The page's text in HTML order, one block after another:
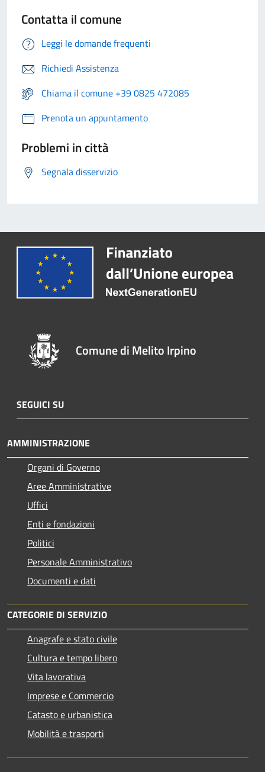
Contatta il comune
Leggi le domande frequenti
Richiedi Assistenza
Chiama il comune +39 0825 472085
Prenota un appuntamento
Problemi in città
Segnala disservizio
Comune di Melito Irpino
SEGUICI SU
AMMINISTRAZIONE
Organi di Governo
Aree Amministrative
Uffici
Enti e fondazioni
Politici
Personale Amministrativo
Documenti e dati
CATEGORIE DI SERVIZIO
Anagrafe e stato civile
Cultura e tempo libero
Vita lavorativa
Imprese e Commercio
Catasto e urbanistica
Mobilità e trasporti